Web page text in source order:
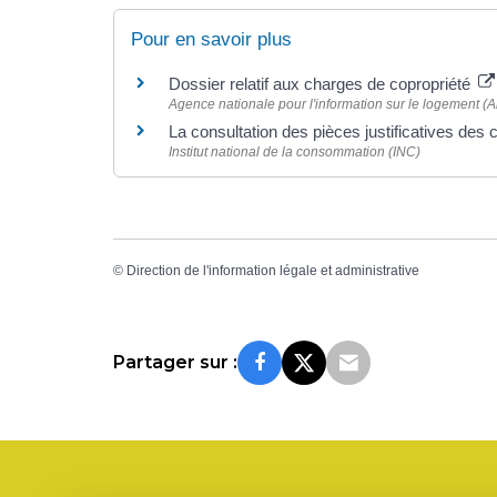
Pour en savoir plus
Dossier relatif aux charges de copropriété
Agence nationale pour l'information sur le logement
La consultation des pièces justificatives des
Institut national de la consommation (INC)
© Direction de l'information légale et administrative
Partager sur :